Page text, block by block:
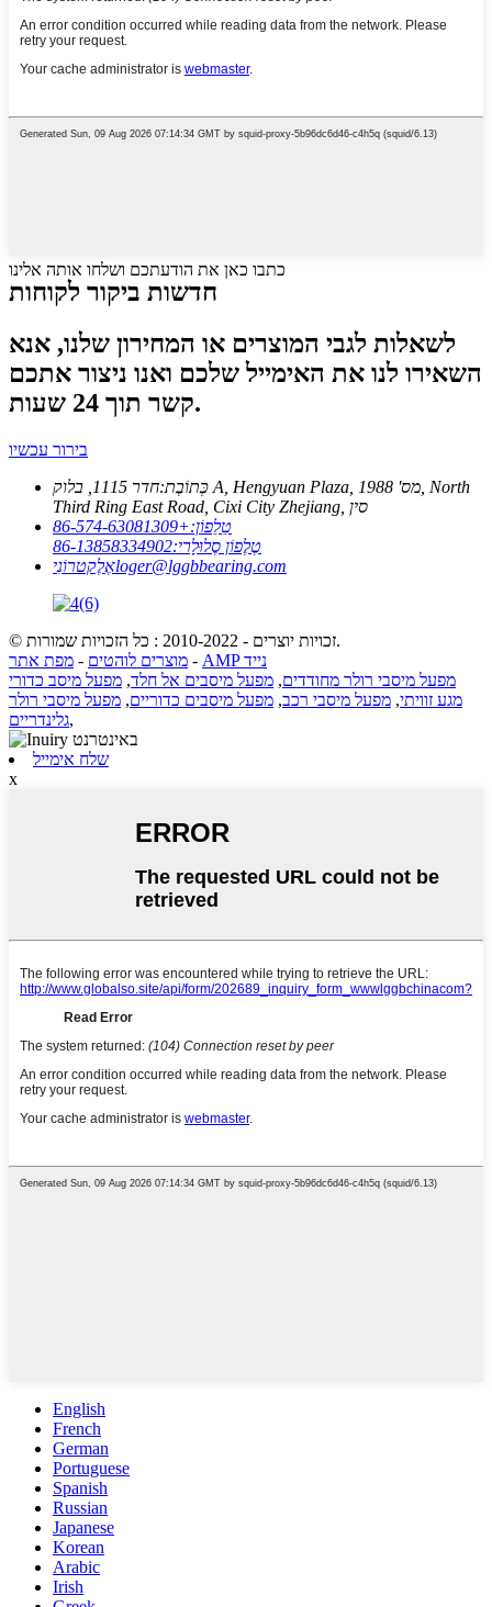
כתבו כאן את הודעתכם ושלחו אותה אלינו
חדשות ביקור לקוחות
לשאלות לגבי המוצרים או המחירון שלנו, אנא
השאירו לנו את האימייל שלכם ואנו ניצור אתכם
קשר תוך 24 שעות.
בירור עכשיו
כְּתוֹבֶת:
חדר 1115, בלוק A, Hengyuan Plaza, מס' 1988, North
Third Ring East Road, Cixi City Zhejiang, סין
טֵלֵפוֹן:+86-574-63081309
טֶלֶפוֹן סֶלוּלָרי:86-13858334902
אֶלֶקטרוֹנִיloger@lggbbearing.com
© זכויות יוצרים - 2010-2022 : כל הזכויות שמורות.
מוצרים לוהטים - מפת אתר -
AMP נייד
מפעל מיסבי רולר מחודדים, מפעל מיסבים אל חלד, מפעל מיסב כדורי
מגע זוויתי, מפעל מיסבי רכב, מפעל מיסבים כדוריים, מפעל מיסבי רולר
גלינדריים,
שלח אימייל
x
English
French
German
Portuguese
Spanish
Russian
Japanese
Korean
Arabic
Irish